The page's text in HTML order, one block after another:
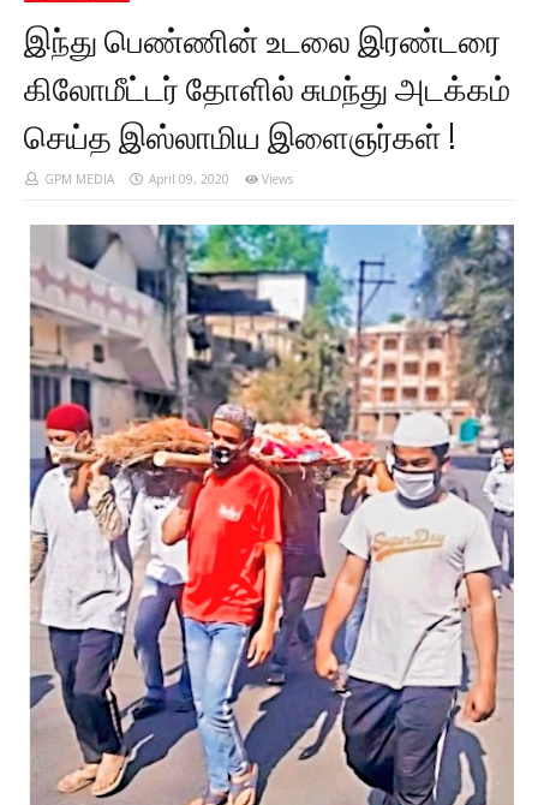
இந்து பெண்ணின் உடலை இரண்டரை
கிலோமீட்டர் தோளில் சுமந்து அடக்கம்
செய்த இஸ்லாமிய இளைஞர்கள் !
GPM MEDIA April 09, 2020 Views